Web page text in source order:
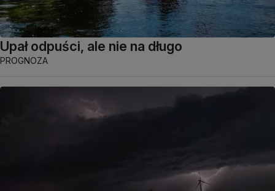
Upał odpuści, ale nie na długo
PROGNOZA